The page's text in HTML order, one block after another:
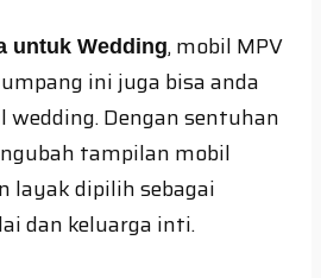
untuk Wedding, mobil MPV
ini juga bisa anda
wedding. Dengan sentuhan
tampilan mobil
layak dipilih sebagai
dan keluarga inti.